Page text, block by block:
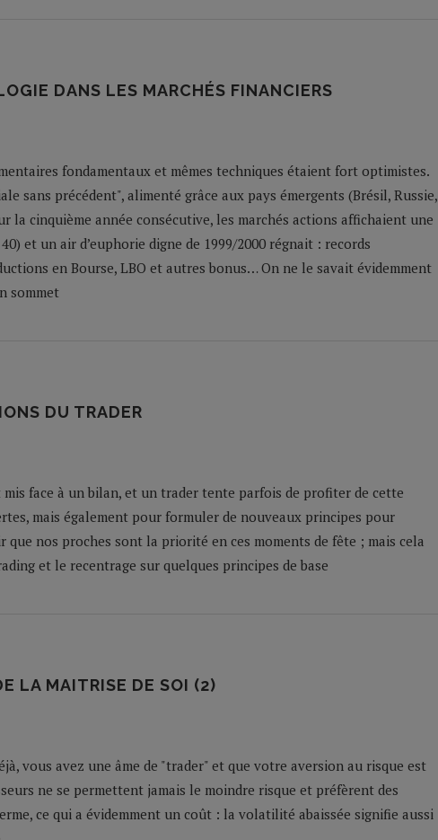
DANS LES MARCHÉS FINANCIERS
fondamentaux et mêmes techniques étaient fort optimistes.
sans précédent", alimenté grâce aux pays émergents (Brésil, Russie,
la cinquième année consécutive, les marchés actions affichaient une
et un air d’euphorie digne de 1999/2000 régnait : records
en Bourse, LBO et autres bonus… On ne le savait évidemment
sommet
DU TRADER
mis face à un bilan, et un trader tente parfois de profiter de cette
mais également pour formuler de nouveaux principes pour
nos proches sont la priorité en ces moments de fête ; mais cela
et le recentrage sur quelques principes de base
LA MAITRISE DE SOI (2)
vous avez une âme de "trader" et que votre aversion au risque est
ne se permettent jamais le moindre risque et préfèrent des
ce qui a évidemment un coût : la volatilité abaissée signifie aussi